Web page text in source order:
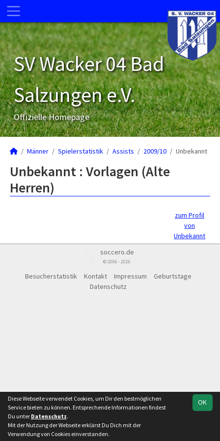
SV Wacker 04 Bad
Salzungen e.V.
Offizielle Homepage
Männer Spielerstatistik Assists 2009/10 Unbekannt
Unbekannt : Vorlagen (Alte
Herren)
zum Profil
von
Unbekannt
soccero.de
© 2006 - 2026
Besucherstatistik Kontakt Impressum
Geburtstage
Datenschutz
OK
Diese Webseite verwendet Cookies, um Dir den bestmöglichen
Service bieten zu können. Entsprechende Informationen findest
Du unter Datenschutz.
Mit der Nutzung der Webseite erklärst Du Dich mit der
Verwendung von Cookies einverstanden.